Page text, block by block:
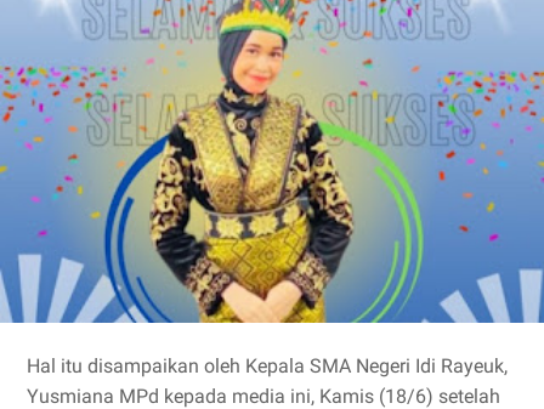
Hal itu disampaikan oleh Kepala SMA Negeri Idi Rayeuk,
Yusmiana MPd kepada media ini, Kamis (18/6) setelah